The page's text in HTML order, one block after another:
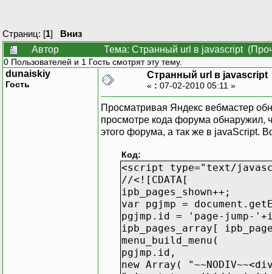
Страниц: [1] Вниз
Автор
Тема: Странный url в javascript
0 Пользователей и 1 Гость смотрят эту тему.
dunaiskiy
Гость
Странный url в javascript
« : 07-02-2010 05:11 »
Просматривая Яндекс вебмастер
просмотре кода форума обнаружил,
этого форума, а так же в javaScript.
Код:
<script type="text/
//<![CDATA[
ipb_pages_shown++;
var pgjmp =
pgjmp.id = 'page-jump-
ipb_pages_array[
menu_build_menu(
pgjmp.id,
new Array(